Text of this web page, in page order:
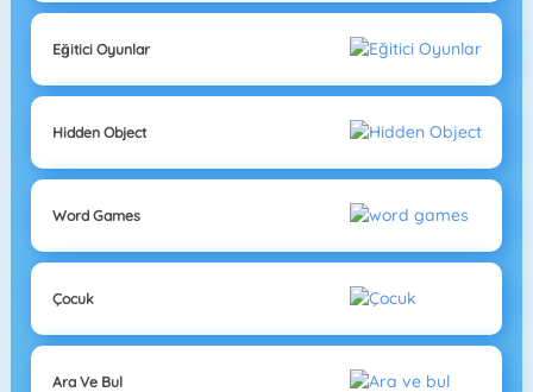
Eğitici Oyunlar
Hidden Object
Word Games
Çocuk
Ara Ve Bul